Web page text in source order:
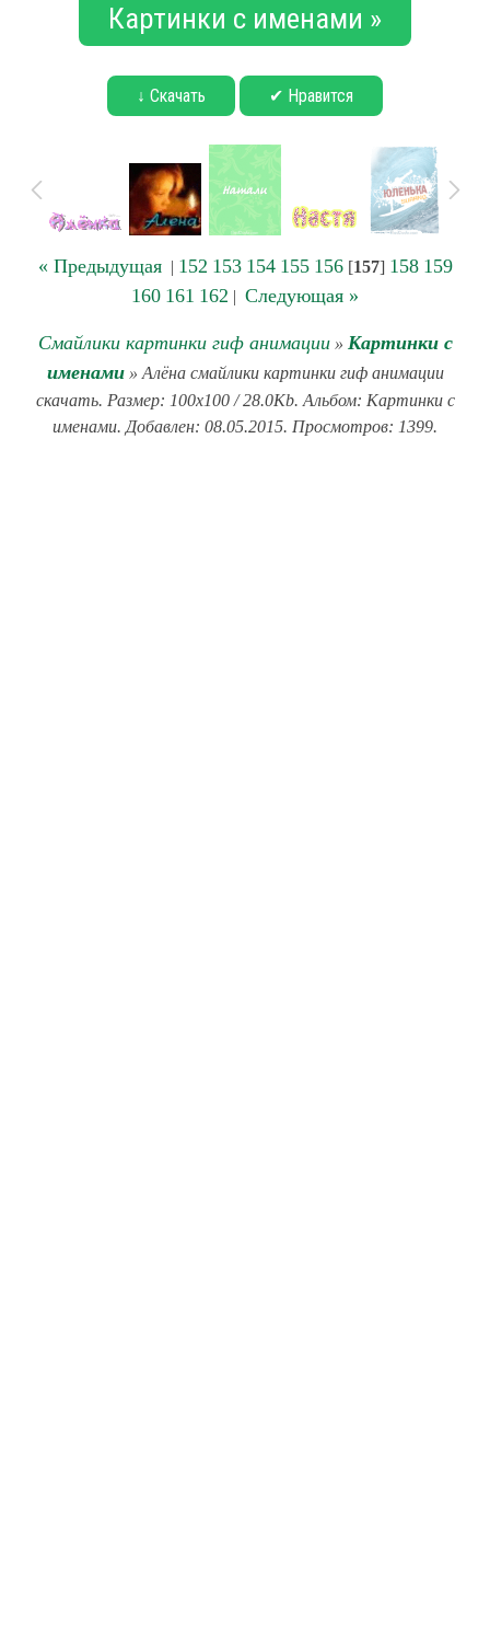
Картинки с именами »
↓ Скачать ✔ Нравится
« Предыдущая| 152 153 154 155 156[157] 158 159
160 161 162 | Следующая »
Смайлики картинки гиф анимации» Картинки с
именами» Алёна смайлики картинки гиф анимации
скачать. Размер: 100x100 / 28.0Kb. Альбом: Картинки с
именами. Добавлен: 08.05.2015. Просмотров: 1399.